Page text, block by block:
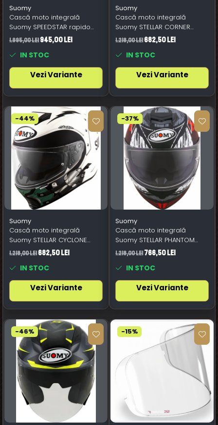
Suomy
Cască moto integrală
Suomy SPEEDSTAR rapido
verde
1.995,00 Lei945,00 Lei
IN STOC
Vezi Variante
Suomy
Cască moto integrală
Suomy STELLAR CORNER
portocaliu
1.218,00 Lei682,50 Lei
IN STOC
Vezi Variante
-44%
Suomy
Cască moto integrală
Suomy STELLAR CYCLONE
cyclone matt
1.218,00 Lei682,50 Lei
IN STOC
Vezi Variante
-37%
Suomy
Cască moto integrală
Suomy STELLAR PHANTOM
phantom matt
1.218,00 Lei766,50 Lei
IN STOC
Vezi Variante
-46% -15%